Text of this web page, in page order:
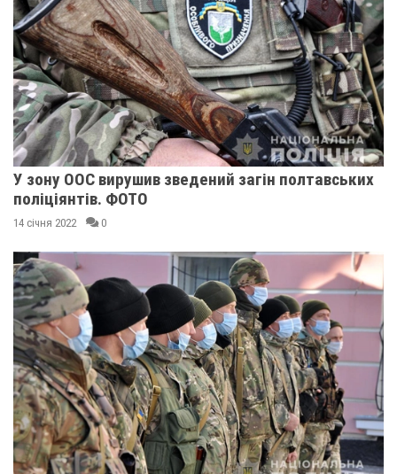
У зону ООС вирушив зведений загін полтавських
поліціянтів. ФОТО
14 січня 2022 0